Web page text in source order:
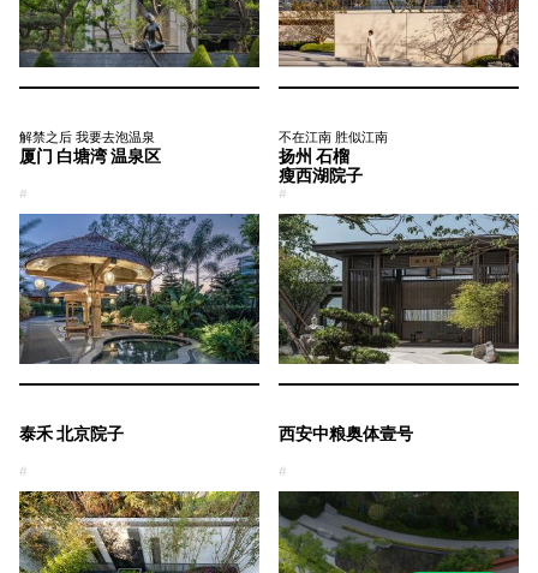
解禁之后 我要去泡温泉
厦门 白塘湾 温泉区
#
不在江南 胜似江南
扬州 石榴
瘦西湖院子
#
泰禾 北京院子
#
西安中粮奥体壹号
#